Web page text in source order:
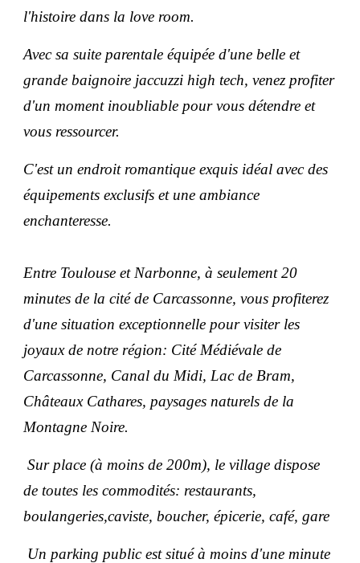
l'histoire dans la love room.
Avec sa suite parentale équipée d'une belle et
grande baignoire jaccuzzi high tech, venez profiter
d'un moment inoubliable pour vous détendre et
vous ressourcer.
C'est un endroit romantique exquis idéal avec des
équipements exclusifs et une ambiance
enchanteresse.
Entre Toulouse et Narbonne, à seulement 20
minutes de la cité de Carcassonne, vous profiterez
d'une situation exceptionnelle pour visiter les
joyaux de notre région: Cité Médiévale de
Carcassonne, Canal du Midi, Lac de Bram,
Châteaux Cathares, paysages naturels de la
Montagne Noire.
Sur place (à moins de 200m), le village dispose
de toutes les commodités: restaurants,
boulangeries,caviste, boucher, épicerie, café, gare
Un parking public est situé à moins d'une minute